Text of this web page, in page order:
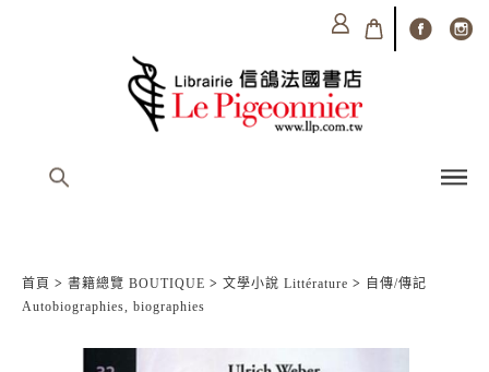
首頁 > 書籍總覽 BOUTIQUE > 文學小說 Littérature > 自傳/傳記
Autobiographies, biographies